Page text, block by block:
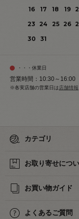
16
17 18 19
23
24 25 26
30
31
・・・休業日
営業時間：10:30～16:00
※各実店舗の営業日は 店舗情報
カテゴリ
お取り寄せにつ
お買い物ガイド
よくあるご質問